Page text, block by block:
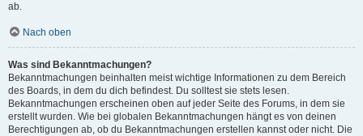
ab.
Nach oben
Was sind Bekanntmachungen?
Bekanntmachungen beinhalten meist wichtige Informationen zu dem Bereich
des Boards, in dem du dich befindest. Du solltest sie stets lesen.
Bekanntmachungen erscheinen oben auf jeder Seite des Forums, in dem sie
erstellt wurden. Wie bei globalen Bekanntmachungen hängt es von deinen
Berechtigungen ab, ob du Bekanntmachungen erstellen kannst oder nicht. Die